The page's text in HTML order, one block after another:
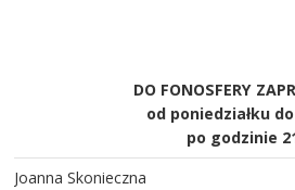
DO FONOSFERY
od poniedziałku
po godzinie
Joanna Skonieczna